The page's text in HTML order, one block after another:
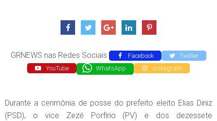
GRNEWS nas Redes Sociais Facebook
Twitter
YouTube
WhatsApp Instagram
Durante a cerimônia de posse do prefeito eleito Elias Diniz
(PSD), o vice Zezé Porfírio (PV) e dos dezessete